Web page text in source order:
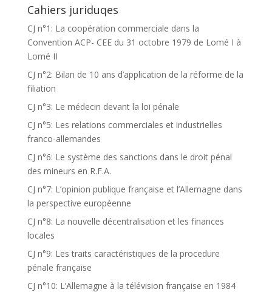
Cahiers juriduqes
CJ n°1: La coopération commerciale dans la
Convention ACP- CEE du 31 octobre 1979 de Lomé I à
Lomé II
CJ n°2: Bilan de 10 ans d’application de la réforme de la
filiation
CJ n°3: Le médecin devant la loi pénale
CJ n°5: Les relations commerciales et industrielles
franco-allemandes
CJ n°6: Le système des sanctions dans le droit pénal
des mineurs en R.F.A.
CJ n°7: L’opinion publique française et l’Allemagne dans
la perspective européenne
CJ n°8: La nouvelle décentralisation et les finances
locales
CJ n°9: Les traits caractéristiques de la procedure
pénale française
CJ n°10: L’Allemagne à la télévision française en 1984